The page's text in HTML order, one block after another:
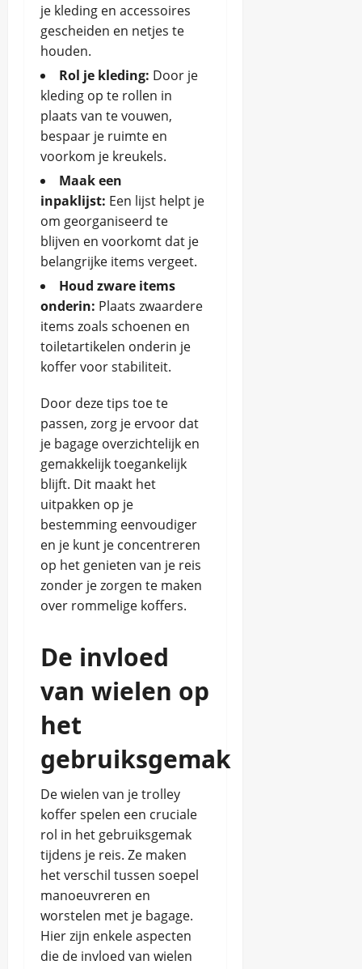
je kleding en accessoires
gescheiden en netjes te
houden.
Rol je kleding: Door je
kleding op te rollen in
plaats van te vouwen,
bespaar je ruimte en
voorkom je kreukels.
Maak een
inpaklijst: Een lijst helpt je
om georganiseerd te
blijven en voorkomt dat je
belangrijke items vergeet.
Houd zware items
onderin: Plaats zwaardere
items zoals schoenen en
toiletartikelen onderin je
koffer voor stabiliteit.
Door deze tips toe te
passen, zorg je ervoor dat
je bagage overzichtelijk en
gemakkelijk toegankelijk
blijft. Dit maakt het
uitpakken op je
bestemming eenvoudiger
en je kunt je concentreren
op het genieten van je reis
zonder je zorgen te maken
over rommelige koffers.
De invloed
van wielen op
het
gebruiksgemak
De wielen van je trolley
koffer spelen een cruciale
rol in het gebruiksgemak
tijdens je reis. Ze maken
het verschil tussen soepel
manoeuvreren en
worstelen met je bagage.
Hier zijn enkele aspecten
die de invloed van wielen